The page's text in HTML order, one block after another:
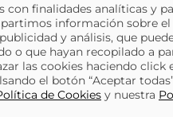
con finalidades analíticas y
información sobre
y análisis, que
o que hayan recopilado a
las cookies haciendo click
el botón “Aceptar
de Cookies y nuestra